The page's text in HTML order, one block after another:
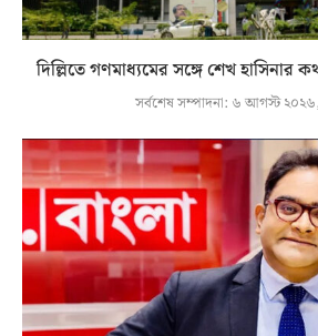
দিল্লিতে গণমাধ্যমের সঙ্গে শেখ হাসিনার
সর্বশেষ সম্পাদনা: ৬ আগস্ট